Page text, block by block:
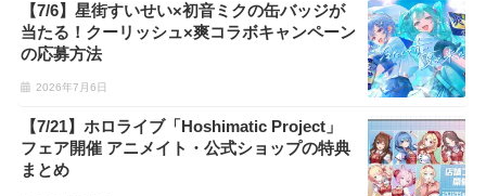
2026年7月6日
【7/6】星街すいせい×初音ミクの缶バッジが
当たる！クーリッシュ×爽コラボキャンペーン
の応募方法
【7/21】ホロライブ「Hoshimatic Project」
フェア開催 アニメイト・公式ショップの特典
まとめ